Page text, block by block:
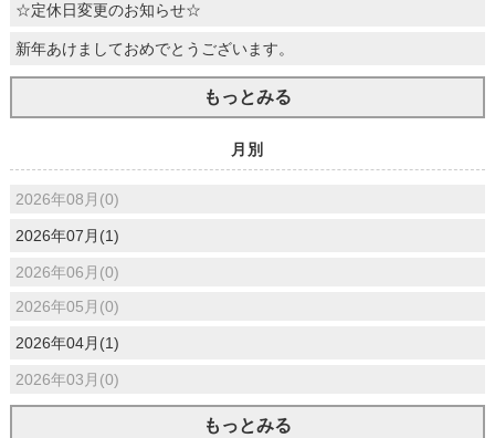
☆定休日変更のお知らせ☆
新年あけましておめでとうございます。
もっとみる
月別
2026年08月(0)
2026年07月(1)
2026年06月(0)
2026年05月(0)
2026年04月(1)
2026年03月(0)
もっとみる